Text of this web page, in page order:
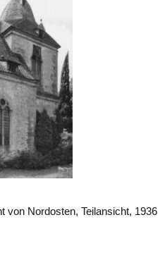
von Nordosten, Teilansicht, 1936